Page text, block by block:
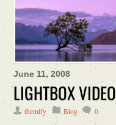
June 11, 2008
LIGHTBOX VIDEO
themify Blog 0